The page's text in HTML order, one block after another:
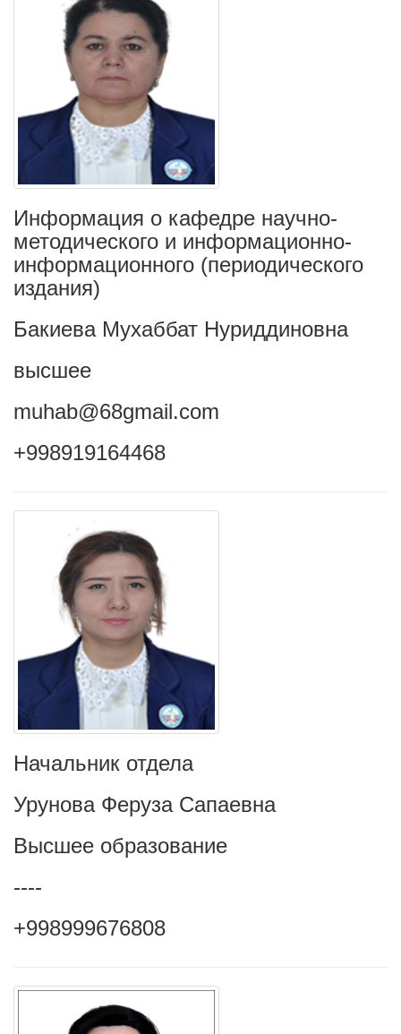
Информация о кафедре научно-
методического и информационно-
информационного (периодического
издания)
Бакиева Мухаббат Нуриддиновна
высшее
muhab@68gmail.com
+998919164468
Начальник отдела
Урунова Феруза Сапаевна
Высшее образование
----
+998999676808